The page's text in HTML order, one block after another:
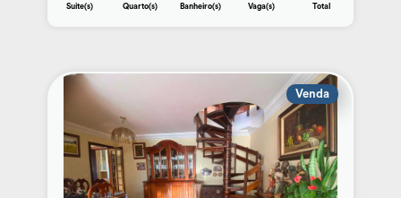
Suite(s) Quarto(s) Banheiro(s) Vaga(s) Total
Venda